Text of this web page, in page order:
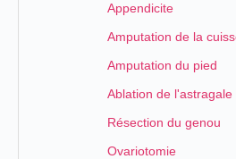
Appendicite
Amputation de la
Amputation du pied
Ablation de l'astragale
Résection du genou
Ovariotomie